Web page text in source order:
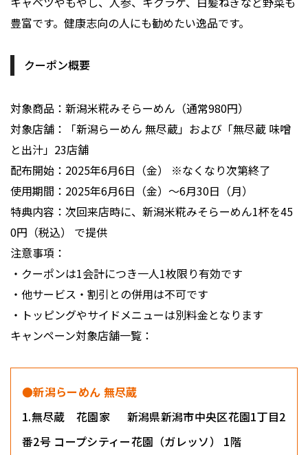
豊富です。健康志向の人にも勧めたい逸品です。
クーポン概要
対象商品：新潟米糀みそらーめん（通常980円）
対象店舗：「新潟らーめん 無尽蔵」および「無尽蔵 味噌
と出汁」23店舗
配布開始：2025年6月6日（金） ※なくなり次第終了
使用期間：2025年6月6日（金）〜6月30日（月）
特典内容：次回来店時に、新潟米糀みそらーめん1杯を45
0円（税込） で提供
注意事項：
・クーポンは1会計につき一人1枚限り有効です
・他サービス・割引との併用は不可です
・トッピングやサイドメニューは別料金となります
キャンペーン対象店舗一覧：
●新潟らーめん 無尽蔵
1.無尽蔵 花園家 新潟県新潟市中央区花園1丁目2
番2号 コープシティー花園（ガレッソ） 1階